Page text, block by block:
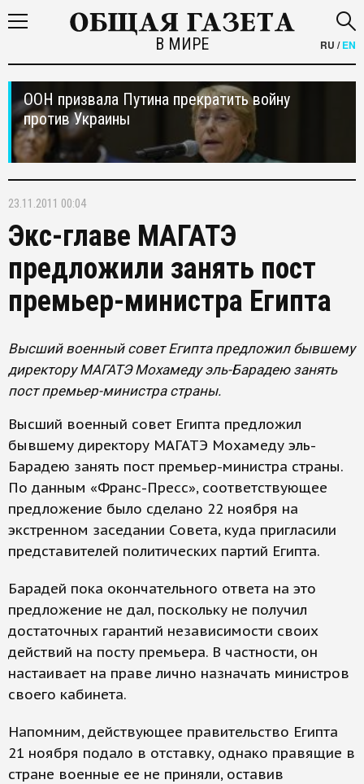
В МИРЕ RU /EN
ООН призвала Путина прекратить войну
против Украины
23.11.2011 00:04
Экс-главе МАГАТЭ
предложили занять пост
премьер-министра Египта
Высший военный совет Египта предложил бывшему
директору МАГАТЭ Мохамеду эль-Барадею занять
пост премьер-министра страны.
Высший военный совет Египта предложил
бывшему директору МАГАТЭ Мохамеду эль-
Барадею занять пост премьер-министра страны.
По данным «Франс-Пресс», соответствующее
предложение было сделано 22 ноября на
экстренном заседании Совета, куда пригласили
представителей политических партий Египта.
Барадей пока окончательного ответа на это
предложение не дал, поскольку не получил
достаточных гарантий независимости своих
действий на посту премьера. В частности, он
настаивает на праве лично назначать министров
своего кабинета.
Напомним, действующее правительство Египта
21 ноября подало в отставку, однако правящие в
стране военные ее не приняли, оставив